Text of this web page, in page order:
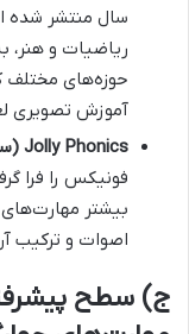
سال منتشر شده
ریاضیات و هنر،
حوزه‌های مختلف
آموزش تصویری
Jolly Phonics (سطوح پیشرفته‌تر):
فونیکس را فرا
بیشتر
اصوات و ترکیب